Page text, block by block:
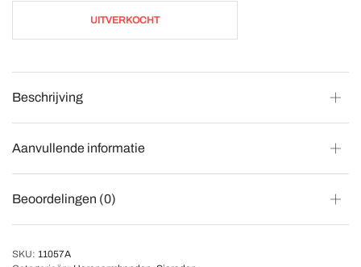
UITVERKOCHT
Beschrijving
Aanvullende informatie
Beoordelingen (0)
SKU: 11057A